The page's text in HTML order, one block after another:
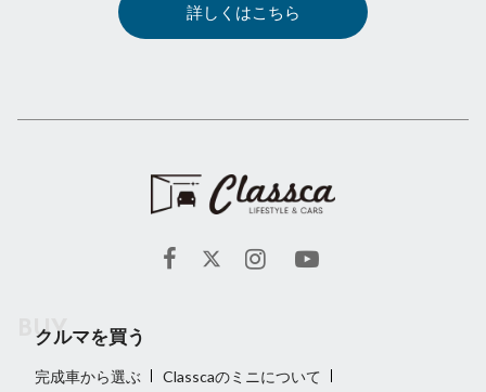
詳しくはこちら
クルマを買う
完成車から選ぶ
Classcaのミニについて